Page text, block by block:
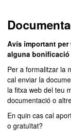
Avís important
alguna
Per a formalitzar la
cal enviar la
la fitxa web del teu
documentació o
En quin cas cal
o gratuïtat?